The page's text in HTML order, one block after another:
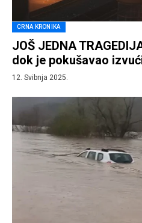
CRNA KRONIKA
JOŠ JEDNA
dok je pokušavao
12. Svibnja 2025.